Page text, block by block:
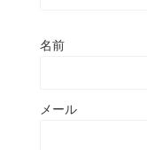
名前
メール